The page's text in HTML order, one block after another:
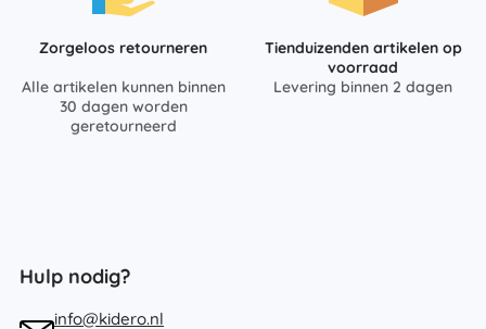
Zorgeloos retourneren
Alle artikelen kunnen binnen
30 dagen worden
geretourneerd
Tienduizenden artikelen op
voorraad
Levering binnen 2 dagen
Hulp nodig?
info@kidero.nl